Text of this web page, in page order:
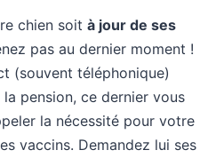
chien soit à jour de ses
pas au dernier moment !
(souvent téléphonique)
pension, ce dernier vous
la nécessité pour votre
vaccins. Demandez lui ses